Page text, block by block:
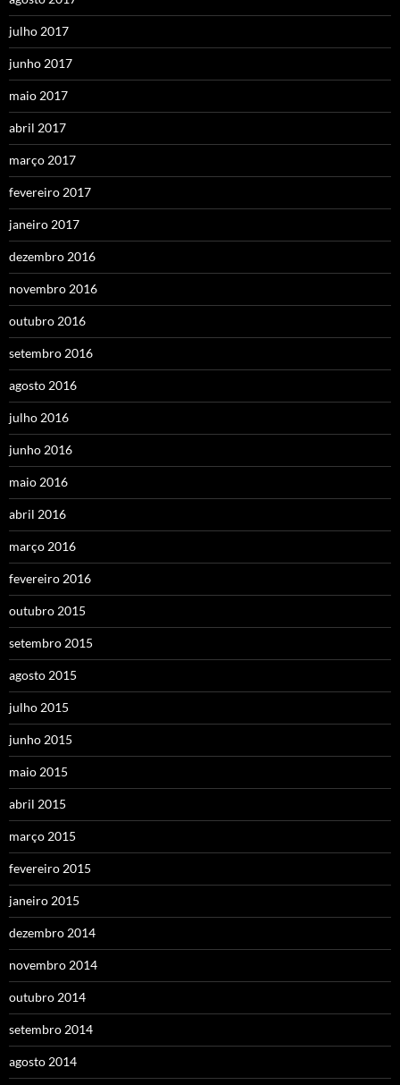
julho 2017
junho 2017
maio 2017
abril 2017
março 2017
fevereiro 2017
janeiro 2017
dezembro 2016
novembro 2016
outubro 2016
setembro 2016
agosto 2016
julho 2016
junho 2016
maio 2016
abril 2016
março 2016
fevereiro 2016
outubro 2015
setembro 2015
agosto 2015
julho 2015
junho 2015
maio 2015
abril 2015
março 2015
fevereiro 2015
janeiro 2015
dezembro 2014
novembro 2014
outubro 2014
setembro 2014
agosto 2014